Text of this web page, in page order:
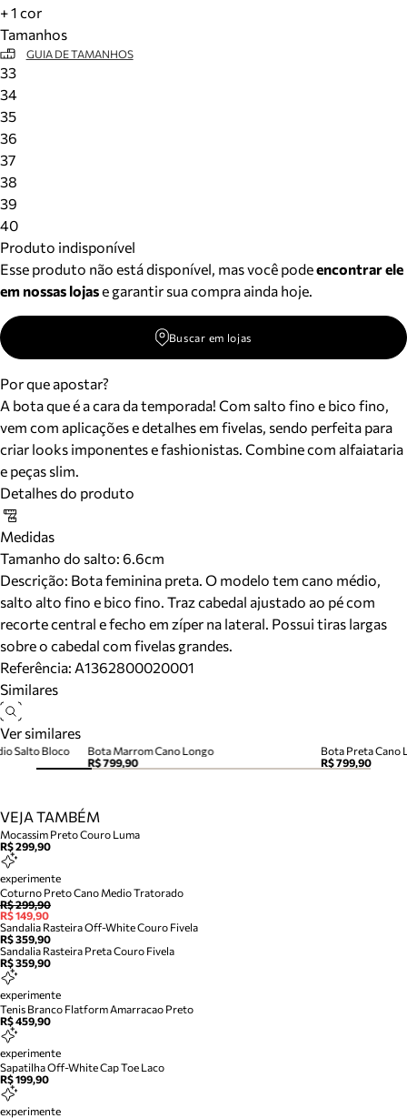
+ 1 cor
Tamanhos
GUIA DE TAMANHOS
33
34
35
36
37
38
39
40
Produto indisponível
Esse produto não está disponível, mas você podeencontrar ele
em nossas lojase garantir sua compra ainda hoje.
Buscar em lojas
Por que apostar?
A bota que é a cara da temporada! Com salto fino e bico fino,
vem com aplicações e detalhes em fivelas, sendo perfeita para
criar looks imponentes e fashionistas. Combine com alfaiataria
e peças slim.
Detalhes do produto
Medidas
Tamanho do salto: 6.6cm
Descrição: Bota feminina preta. O modelo tem cano médio,
salto alto fino e bico fino. Traz cabedal ajustado ao pé com
recorte central e fecho em zíper na lateral. Possui tiras largas
sobre o cabedal com fivelas grandes.
Referência: A1362800020001
Similares
Ver similares
Bota Marrom Cano Longo
R$ 799,90
Bota Preta Cano
R$ 799,90
Salto Bloco
VEJA TAMBÉM
Mocassim Preto Couro Luma
R$ 299,90
experimente
Coturno Preto Cano Medio Tratorado
R$ 299,90
R$ 149,90
Sandalia Rasteira Off-White Couro Fivela
R$ 359,90
Sandalia Rasteira Preta Couro Fivela
R$ 359,90
experimente
Tenis Branco Flatform Amarracao Preto
R$ 459,90
experimente
Sapatilha Off-White Cap Toe Laco
R$ 199,90
experimente